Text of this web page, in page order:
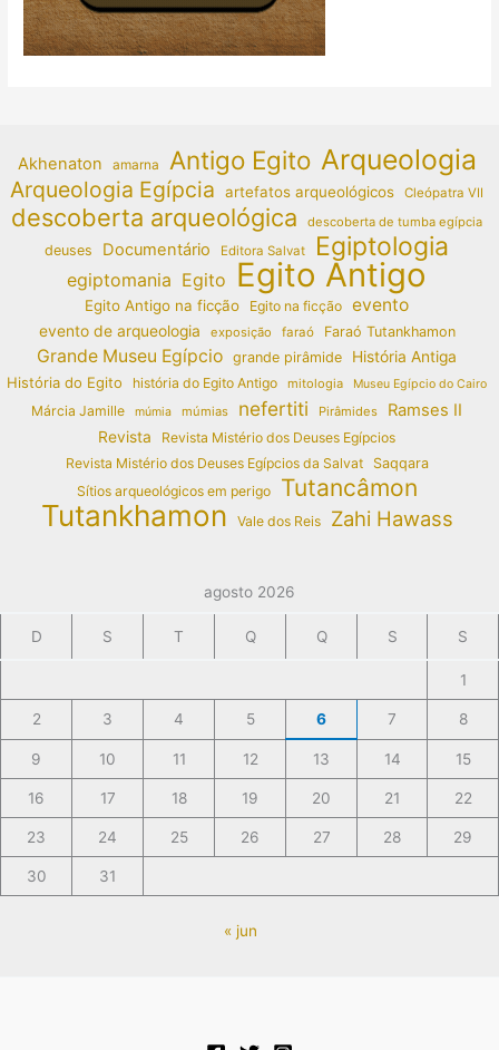
Akhenaton amarna Antigo Egito Arqueologia
Arqueologia Egípcia artefatos arqueológicos Cleópatra VII
descoberta arqueológica descoberta de tumba egípcia
deuses Documentário Editora Salvat Egiptologia
egiptomania Egito Egito Antigo
Egito Antigo na ficção Egito na ficção evento
evento de arqueologia exposição faraó Faraó Tutankhamon
Grande Museu Egípcio grande pirâmide
História Antiga
História do Egito
história do Egito Antigo mitologia Museu Egípcio do Cairo
Márcia Jamille múmia múmias nefertiti Pirâmides Ramses II
Revista
Revista Mistério dos Deuses Egípcios
Revista Mistério dos Deuses Egípcios da Salvat
Saqqara
Sítios arqueológicos em perigo
Tutancâmon
Tutankhamon Vale dos Reis Zahi Hawass
agosto 2026
D S T Q Q S S
1
2 3 4 5 6 7 8
9 10 11 12 13 14 15
16 17 18 19 20 21 22
23 24 25 26 27 28 29
30 31
« jun